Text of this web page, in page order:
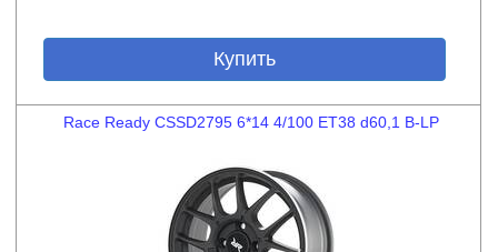
Купить
Race Ready CSSD2795 6*14 4/100 ET38 d60,1 B-LP